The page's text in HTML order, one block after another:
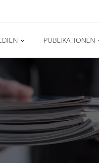
PUBLIKATIONEN